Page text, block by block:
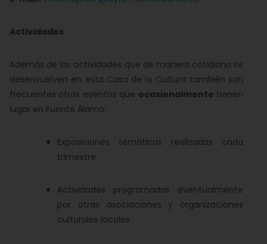
Actividades
Además de las actividades que de manera cotidiana se
desenvuelven en esta Casa de la Cultura también son
frecuentes otros eventos que ocasionalmente tienen
lugar en Fuente Álamo:
Exposiciones temáticas realizadas cada
trimestre.
Actividades programadas eventualmente
por otras asociaciones y organizaciones
culturales locales.